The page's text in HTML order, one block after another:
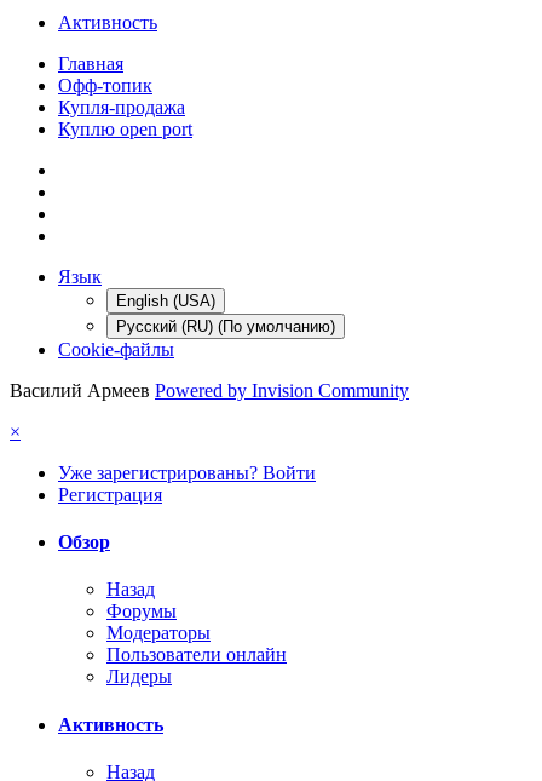
Активность
Главная
Офф-топик
Купля-продажа
Куплю open port
Язык
English (USA)
Русский (RU) (По умолчанию)
Cookie-файлы
Василий Армеев Powered by Invision Community
×
Уже зарегистрированы? Войти
Регистрация
Обзор
Назад
Форумы
Модераторы
Пользователи онлайн
Лидеры
Активность
Назад